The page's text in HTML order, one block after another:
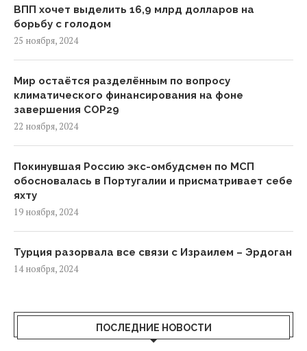
ВПП хочет выделить 16,9 млрд долларов на
борьбу с голодом
25 ноября, 2024
Мир остаётся разделённым по вопросу
климатического финансирования на фоне
завершения COP29
22 ноября, 2024
Покинувшая Россию экс-омбудсмен по МСП
обосновалась в Португалии и присматривает себе
яхту
19 ноября, 2024
Турция разорвала все связи с Израилем – Эрдоган
14 ноября, 2024
ПОСЛЕДНИЕ НОВОСТИ